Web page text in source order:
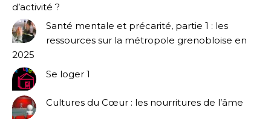
d’activité ?
Santé mentale et précarité, partie 1 : les
ressources sur la métropole grenobloise en
2025
Se loger 1
Cultures du Cœur : les nourritures de l’âme